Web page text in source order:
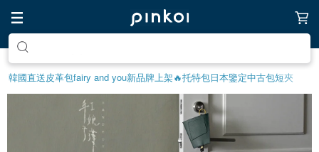
韓國直送皮革包fairy and you新品牌上架🔥托特包日本鑒定中古包短夾